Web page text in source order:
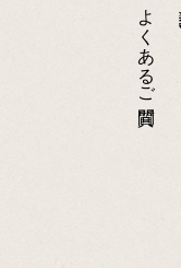
よくあるご質問